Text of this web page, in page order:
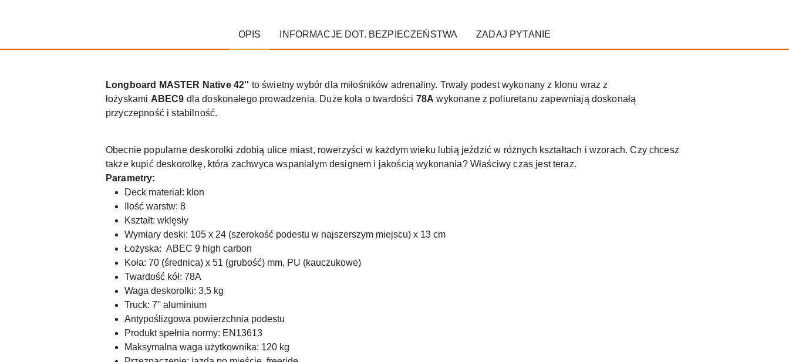
OPIS INFORMACJE DOT. BEZPIECZEŃSTWA ZADAJ PYTANIE
Longboard MASTER Native 42'' to świetny wybór dla miłośników adrenaliny. Trwały podest wykonany z klonu wraz z
łożyskami ABEC9 dla doskonałego prowadzenia. Duże koła o twardości 78Awykonane z poliuretanu zapewniają doskonałą
przyczepność i stabilność.
Obecnie popularne deskorolki zdobią ulice miast, rowerzyści w każdym wieku lubią jeździć w różnych kształtach i wzorach. Czy chcesz
także kupić deskorolkę, która zachwyca wspaniałym designem i jakością wykonania? Właściwy czas jest teraz.
Parametry:
Deck materiał: klon
Ilość warstw: 8
Kształt: wklęsły
Wymiary deski: 105 x 24 (szerokość podestu w najszerszym miejscu) x 13 cm
Łożyska: ABEC 9 high carbon
Koła: 70 (średnica) x 51 (grubość) mm, PU (kauczukowe)
Twardość kół: 78A
Waga deskorolki: 3,5 kg
Truck: 7'' aluminium
Antypoślizgowa powierzchnia podestu
Produkt spełnia normy: EN13613
Maksymalna waga użytkownika: 120 kg